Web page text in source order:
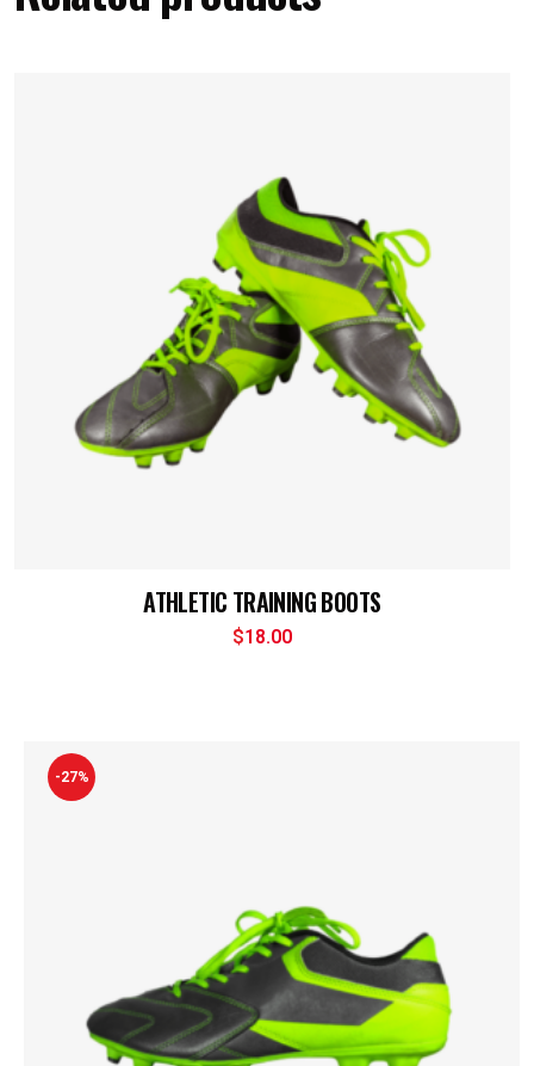
ATHLETIC TRAINING BOOTS
$18.00
-27%